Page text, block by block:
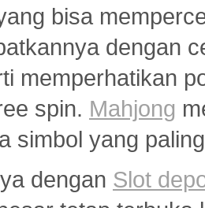
bisa
dengan
memperhatikan
spin. Mahjong
simbol yang
dengan Slot